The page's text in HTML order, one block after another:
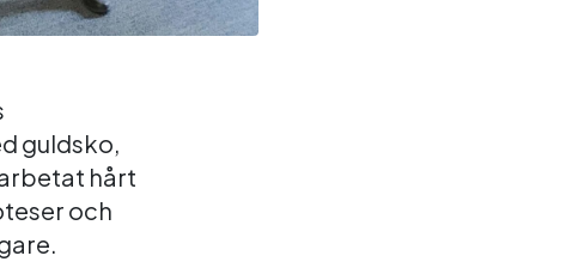
guldsko,
hårt
och